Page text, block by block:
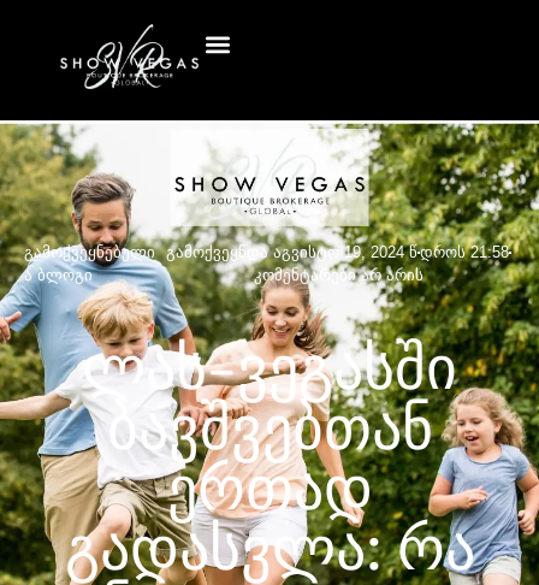
გამოქვეყნებული
ა ბლოგი
გამოქვეყნდააგვისტო 19, 2024 წდროს 21:58
კომენტარები არ არის
Ლას-Ვეგასში
Ბავშვებთან
Ერთად
Გადასვლა: Რა